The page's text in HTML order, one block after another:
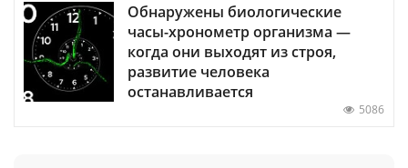
Обнаружены биологические
часы-хронометр организма —
когда они выходят из строя,
развитие человека
останавливается
5086